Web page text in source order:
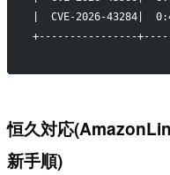
|  CVE-2026-
+----------------
恒久対応
新手順)